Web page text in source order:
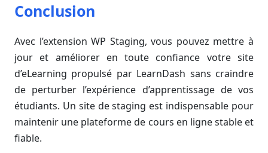
Conclusion
Avec l’extension WP Staging, vous pouvez mettre à
jour et améliorer en toute confiance votre site
d’eLearning propulsé par LearnDash sans craindre
de perturber l’expérience d’apprentissage de vos
étudiants. Un site de staging est indispensable pour
maintenir une plateforme de cours en ligne stable et
fiable.